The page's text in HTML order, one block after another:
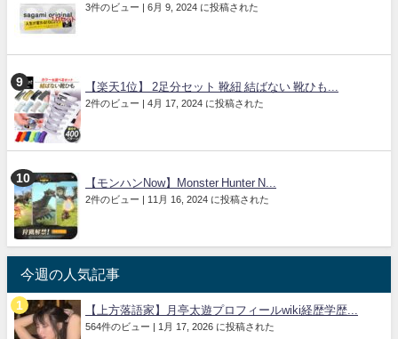
3件のビュー | 6月 9, 2024 に投稿された
【楽天1位】 2足分セット 靴紐 結ばない 靴ひも...
2件のビュー | 4月 17, 2024 に投稿された
【モンハンNow】Monster Hunter N...
2件のビュー | 11月 16, 2024 に投稿された
今週の人気記事
【上方落語家】月亭太遊プロフィールwiki経歴学歴...
564件のビュー | 1月 17, 2026 に投稿された